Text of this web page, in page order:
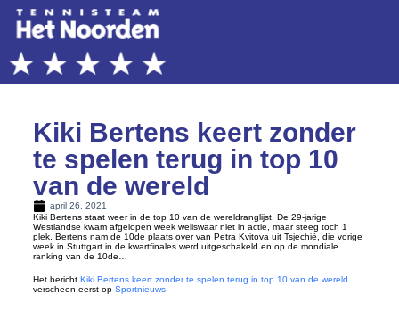
Kiki Bertens keert zonder
te spelen terug in top 10
van de wereld
april 26, 2021
Kiki Bertens staat weer in de top 10 van de wereldranglijst. De 29-jarige
Westlandse kwam afgelopen week weliswaar niet in actie, maar steeg toch 1
plek. Bertens nam de 10de plaats over van Petra Kvitova uit Tsjechië, die vorige
week in Stuttgart in de kwartfinales werd uitgeschakeld en op de mondiale
ranking van de 10de…
Het bericht Kiki Bertens keert zonder te spelen terug in top 10 van de wereld
verscheen eerst op Sportnieuws.